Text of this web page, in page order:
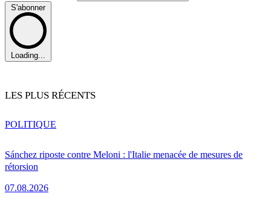
S'abonner
Loading...
LES PLUS RÉCENTS
Sánchez riposte contre Meloni : l'Italie menacée de mesures de
rétorsion
07.08.2026
POLITIQUE